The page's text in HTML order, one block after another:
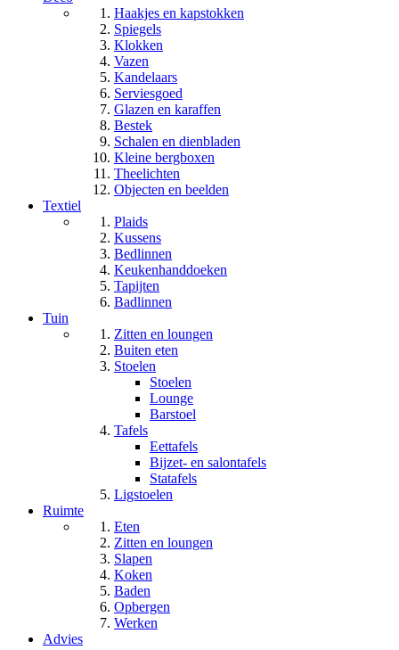
Haakjes en kapstokken
Spiegels
Klokken
Vazen
Kandelaars
Serviesgoed
Glazen en karaffen
Bestek
Schalen en dienbladen
Kleine bergboxen
Theelichten
Objecten en beelden
Textiel
Plaids
Kussens
Bedlinnen
Keukenhanddoeken
Tapijten
Badlinnen
Tuin
Zitten en loungen
Buiten eten
Stoelen
Stoelen
Lounge
Barstoel
Tafels
Eettafels
Bijzet- en salontafels
Statafels
Ligstoelen
Ruimte
Eten
Zitten en loungen
Slapen
Koken
Baden
Opbergen
Werken
Advies